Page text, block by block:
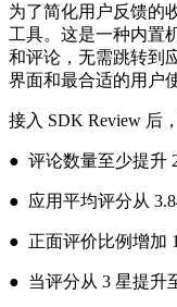
为了简化用户反馈的
工具。这是一种内置
和评论，无需跳转到
界面和最合适的用户
接入 SDK Review 后
● 评论数量至少提升
● 应用平均评分从
● 正面评价比例增加
● 当评分从 3 星提升